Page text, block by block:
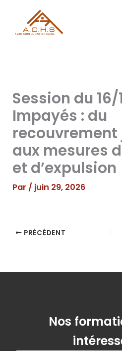
contenu
Session du 16/
Impayés : du
aux mesures
et d’expulsion
Par / juin 29, 2026
PRÉCÉDENT
Nos